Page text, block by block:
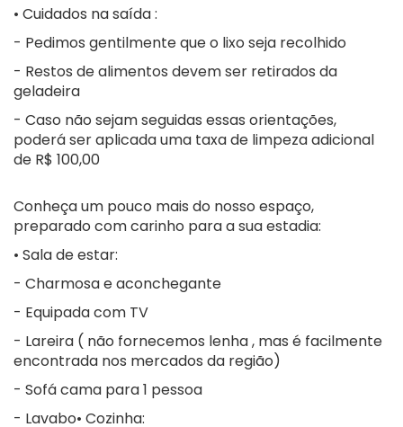
• Cuidados na saída :
- Pedimos gentilmente que o lixo seja recolhido
- Restos de alimentos devem ser retirados da
geladeira
- Caso não sejam seguidas essas orientações,
poderá ser aplicada uma taxa de limpeza adicional
de R$ 100,00
Conheça um pouco mais do nosso espaço,
preparado com carinho para a sua estadia:
• Sala de estar:
- Charmosa e aconchegante
- Equipada com TV
- Lareira ( não fornecemos lenha , mas é facilmente
encontrada nos mercados da região)
- Sofá cama para 1 pessoa
- Lavabo• Cozinha: